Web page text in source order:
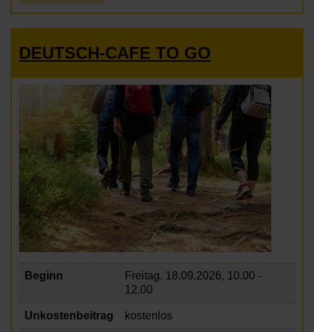
DEUTSCH-CAFE TO GO
Beginn Freitag, 18.09.2026, 10.00 -
12.00
Unkostenbeitrag kostenlos